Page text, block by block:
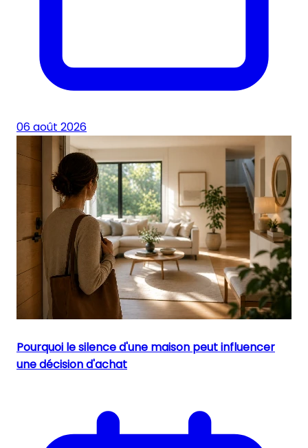
06 août 2026
Pourquoi le silence d'une maison peut influencer
une décision d'achat